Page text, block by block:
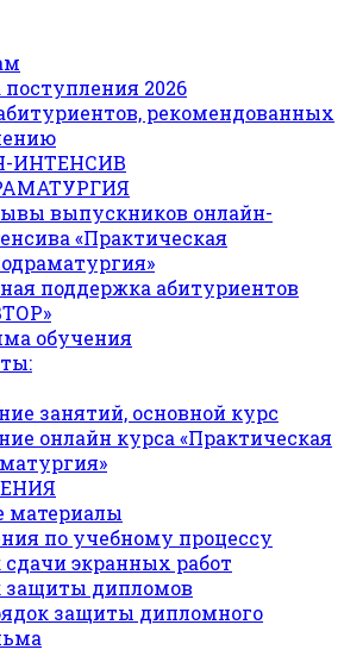
2026
рекомендованных
ИНТЕНСИВ
выпускников онлайн-
«Практическая
поддержка абитуриентов
обучения
занятий, основной курс
онлайн курса «Практическая
материалы
по учебному процессу
экранных работ
защиты дипломов
защиты дипломного